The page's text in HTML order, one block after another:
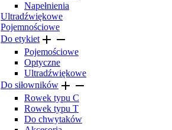
Napełnienia
Ultradźwiękowe
Pojemnościowe
Do etykiet 
Pojemościowe
Optyczne
Ultradźwiękowe
Do siłowników  
Rowek typu C
Rowek typu T
Do chwytaków